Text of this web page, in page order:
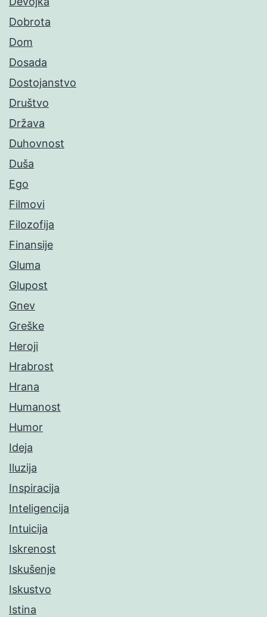
Dobrota
Dom
Dosada
Dostojanstvo
Društvo
Država
Duhovnost
Duša
Ego
Filmovi
Filozofija
Finansije
Gluma
Glupost
Gnev
Greške
Heroji
Hrabrost
Hrana
Humanost
Humor
Ideja
Iluzija
Inspiracija
Inteligencija
Intuicija
Iskrenost
Iskušenje
Iskustvo
Istina